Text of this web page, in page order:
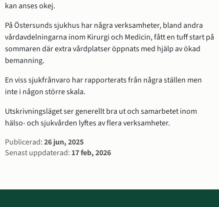
kan anses okej.
På Östersunds sjukhus har några verksamheter, bland andra
vårdavdelningarna inom Kirurgi och Medicin, fått en tuff start på
sommaren där extra vårdplatser öppnats med hjälp av ökad
bemanning.
En viss sjukfrånvaro har rapporterats från några ställen men
inte i någon större skala.
Utskrivningsläget ser generellt bra ut och samarbetet inom
hälso- och sjukvården lyftes av flera verksamheter.
Sidinformation
Publicerad:26 jun, 2025
Senast uppdaterad: 17 feb, 2026